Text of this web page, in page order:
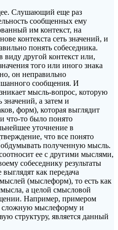
Слушающий еще раз
сообщенных ему
им контекст, на
контекста сеть значений, и
понять собеседника.
другой контекст или,
того или иного знака
он неправильно
сообщения. И
мысль-вопрос, которую
а затем и
форм), которая выглядит
что-то было понято
уточнение в
что все понято
полученную мысль.
ее с другими мыслями,
собеседнику результаты
как передача
(мыслеформ), то есть как
а целой смысловой
Например, примером
сложную мыслеформу и
структуру, является данный